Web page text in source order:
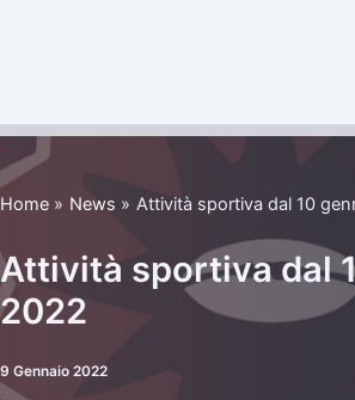
Home News Attività sportiva dal 10
Attività sportiva dal
2022
9 Gennaio 2022